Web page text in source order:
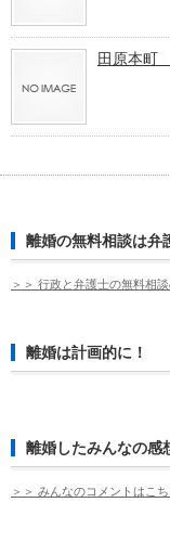
田原本町
離婚の無料相談は弁
＞＞ 行政と弁護士の無料相
離婚は計画的に！
離婚したみんなの感
＞＞ みんなのコメントはこち